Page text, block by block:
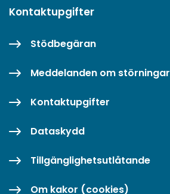
Kontaktupgifter
Stödbegäran
Meddelanden om störningar
Kontaktupgifter
Dataskydd
Tillgänglighetsutlåtande
Om kakor (cookies)